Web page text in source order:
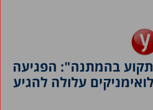
בהמתנה": הפגיעה
עלולה להגיע